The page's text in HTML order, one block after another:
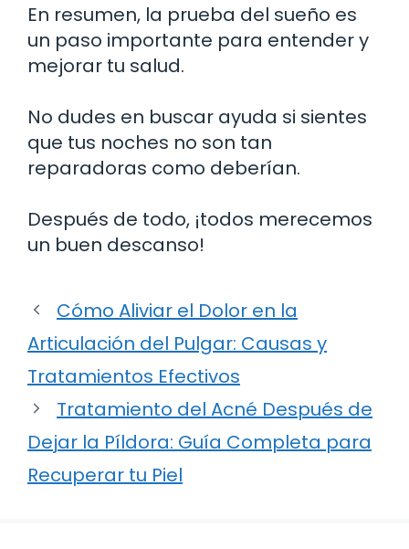
En resumen, la prueba del sueño es
un paso importante para entender y
mejorar tu salud.
No dudes en buscar ayuda si sientes
que tus noches no son tan
reparadoras como deberían.
Después de todo, ¡todos merecemos
un buen descanso!
Cómo Aliviar el Dolor en la
Articulación del Pulgar: Causas y
Tratamientos Efectivos
Tratamiento del Acné Después de
Dejar la Píldora: Guía Completa para
Recuperar tu Piel